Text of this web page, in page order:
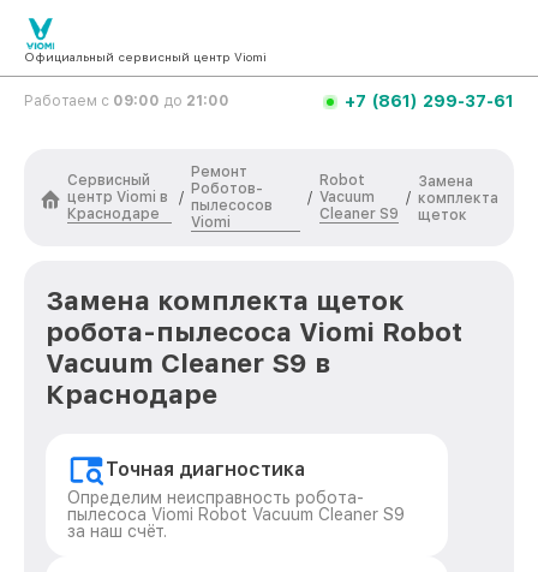
Официальный сервисный центр Viomi
Работаем с 09:00 до 21:00 +7 (861) 299-37-61
Сервисный
центр Viomi в
Краснодаре
/
Ремонт
Роботов-
пылесосов
Viomi
/
Robot
Vacuum
Cleaner S9
/
Замена
комплекта
щеток
Замена комплекта щеток
робота-пылесоса Viomi Robot
Vacuum Cleaner S9 в
Краснодаре
Точная диагностика
Определим неисправность робота-
пылесоса Viomi Robot Vacuum Cleaner S9
за наш счёт.